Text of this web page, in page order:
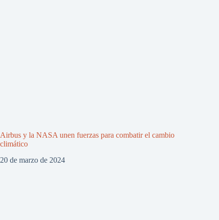
Airbus y la NASA unen fuerzas para combatir el cambio
climático
20 de marzo de 2024